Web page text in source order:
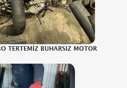
TERTEMİZ BUHARSIZ MOTOR